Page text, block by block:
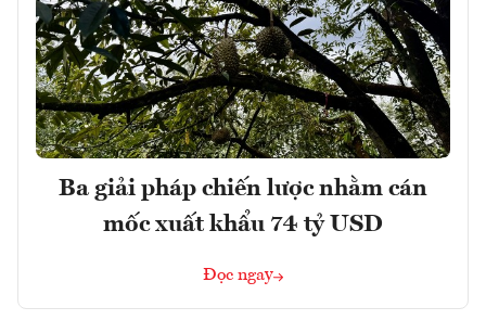
Ba giải pháp chiến lược nhằm cán
mốc xuất khẩu 74 tỷ USD
Đọc ngay